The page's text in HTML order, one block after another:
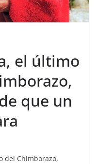
el último
que un
del Chimborazo,